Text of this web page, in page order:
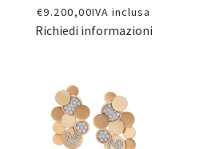
€9.200,00IVA inclusa
Richiedi informazioni